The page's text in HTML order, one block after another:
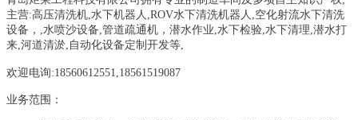
主营:高压清洗机,水下机器人,ROV水下清洗机器人,空化射流水下清洗
设备， ,水喷沙设备,管道疏通机 ， 潜水作业,水下检验,水下清理,潜水打
来,河道清淤,自动化设备定制开发等,
欢迎电询:18560612551,18561519087
业务范围：